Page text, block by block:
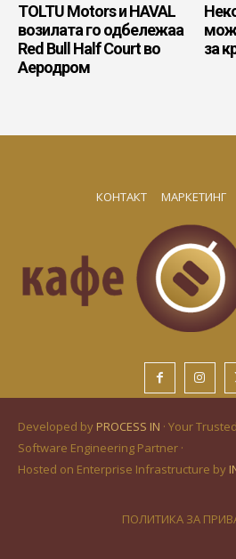
TOLTU Motors и HAVAL
возилата го одбележаа
Red Bull Half Court во
Аеродром
за
КОНТАКТ МАРКЕТИНГ
Developed by PROCESS IN · Your
Software Engineering Partner ·
Hosted on Enterprise Infrastructure by
ПОЛИТИКА ЗА